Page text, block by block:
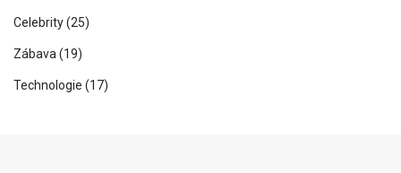
Celebrity(25)
Zábava (19)
Technologie (17)